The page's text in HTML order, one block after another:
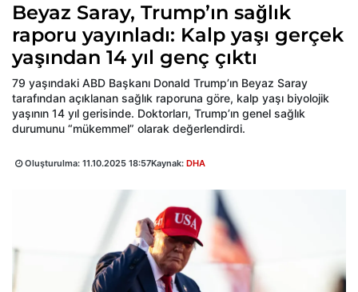
Beyaz Saray, Trump’ın sağlık
raporu yayınladı: Kalp yaşı gerçek
yaşından 14 yıl genç çıktı
79 yaşındaki ABD Başkanı Donald Trump’ın Beyaz Saray
tarafından açıklanan sağlık raporuna göre, kalp yaşı biyolojik
yaşının 14 yıl gerisinde. Doktorları, Trump’ın genel sağlık
durumunu “mükemmel” olarak değerlendirdi.
Oluşturulma: 11.10.2025 18:57Kaynak: DHA